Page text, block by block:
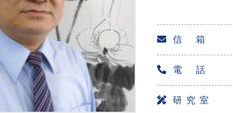
信 箱
電 話
研 究 室